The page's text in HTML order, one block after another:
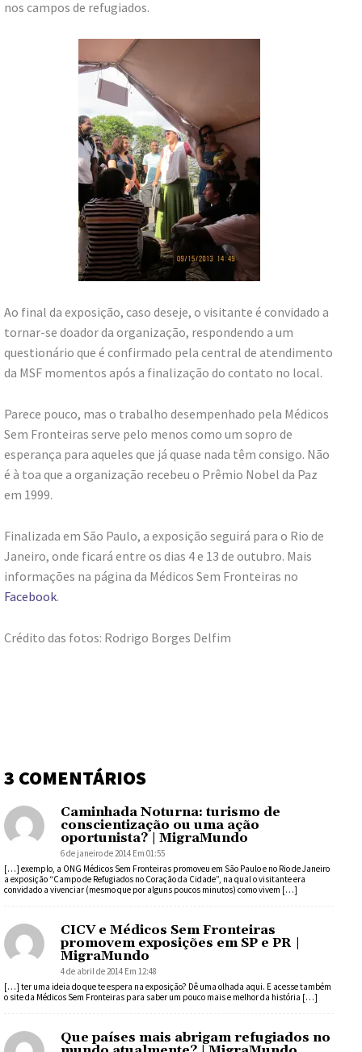
nos campos de refugiados.
Ao final da exposição, caso deseje, o visitante é convidado a
tornar-se doador da organização, respondendo a um
questionário que é confirmado pela central de atendimento
da MSF momentos após a finalização do contato no local.
Parece pouco, mas o trabalho desempenhado pela Médicos
Sem Fronteiras serve pelo menos como um sopro de
esperança para aqueles que já quase nada têm consigo. Não
é à toa que a organização recebeu o Prêmio Nobel da Paz
em 1999.
Finalizada em São Paulo, a exposição seguirá para o Rio de
Janeiro, onde ficará entre os dias 4 e 13 de outubro. Mais
informações na página da Médicos Sem Fronteiras no
Facebook.
Crédito das fotos: Rodrigo Borges Delfim
3 COMENTÁRIOS
Caminhada Noturna: turismo de
conscientização ou uma ação
oportunista? | MigraMundo
6 de janeiro de 2014 Em 01:55
[…] exemplo, a ONG Médicos Sem Fronteiras promoveu em São Paulo e no Rio de Janeiro
a exposição “Campo de Refugiados no Coração da Cidade”, na qual o visitante era
convidado a vivenciar (mesmo que por alguns poucos minutos) como vivem […]
CICV e Médicos Sem Fronteiras
promovem exposições em SP e PR |
MigraMundo
4 de abril de 2014 Em 12:48
[…] ter uma ideia do que te espera na exposição? Dê uma olhada aqui. E acesse também
o site da Médicos Sem Fronteiras para saber um pouco mais e melhor da história […]
Que países mais abrigam refugiados no